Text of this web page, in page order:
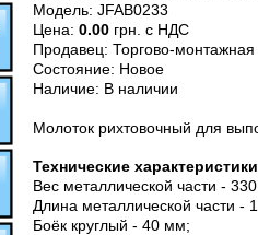
Модель: JFAB0233
Цена: 0.00 грн. с НДС
Продавец: Торгово-монтажная
Состояние: Новое
Наличие: В наличии
Молоток рихтовочный для
Технические
Вес металлической части - 330
Длина металлической части -
Боёк круглый - 40 мм;